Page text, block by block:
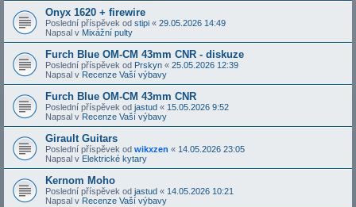
Onyx 1620 + firewire
Poslední příspěvek od stipi « 29.05.2026 14:49
Napsal v Mixážní pulty
Furch Blue OM-CM 43mm CNR - diskuze
Poslední příspěvek od Prskyn « 25.05.2026 12:39
Napsal v Recenze Vaší výbavy
Furch Blue OM-CM 43mm CNR
Poslední příspěvek od jastud « 15.05.2026 9:52
Napsal v Recenze Vaší výbavy
Girault Guitars
Poslední příspěvek od wikxzen « 14.05.2026 23:05
Napsal v Elektrické kytary
Kernom Moho
Poslední příspěvek od jastud « 14.05.2026 10:21
Napsal v Recenze Vaší výbavy